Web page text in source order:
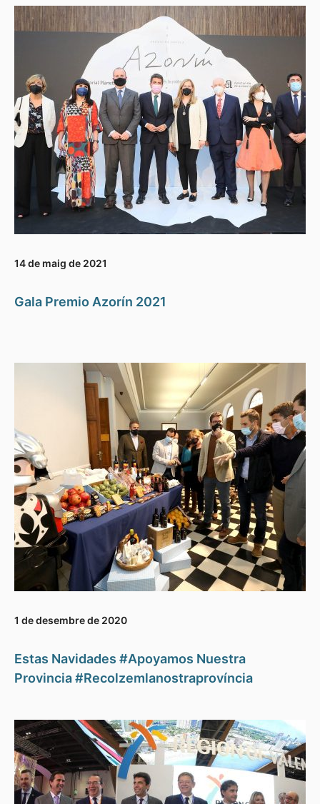
14 de maig de 2021
Gala Premio Azorín 2021
1 de desembre de 2020
Estas Navidades #Apoyamos Nuestra
Provincia #Recolzemlanostraprovíncia